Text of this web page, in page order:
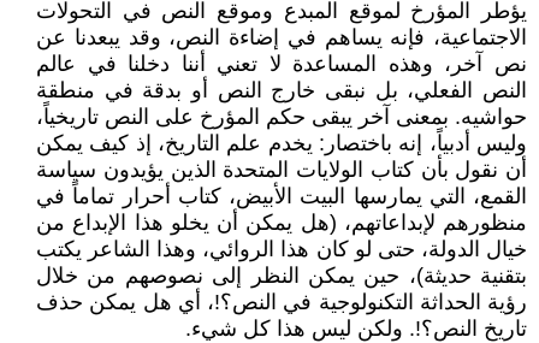
يؤطر المؤرخ لموقع المبدع وموقع النص في التحولات
الاجتماعية، فإنه يساهم في إضاءة النص، وقد يبعدنا عن
نص آخر، وهذه المساعدة لا تعني أننا دخلنا في عالم
النص الفعلي، بل نبقى خارج النص أو بدقة في منطقة
حواشيه. بمعنى آخر يبقى حكم المؤرخ على النص تاريخياً،
وليس أدبياً، إنه باختصار: يخدم علم التاريخ، إذ كيف يمكن
أن نقول بأن كتاب الولايات المتحدة الذين يؤيدون سياسة
القمع، التي يمارسها البيت الأبيض، كتاب أحرار تماماً في
منظورهم لإبداعاتهم، (هل يمكن أن يخلو هذا الإبداع من
خيال الدولة، حتى لو كان هذا الروائي، وهذا الشاعر يكتب
بتقنية حديثة)، حين يمكن النظر إلى نصوصهم من خلال
رؤية الحداثة التكنولوجية في النص؟!، أي هل يمكن حذف
تاريخ النص؟!. ولكن ليس هذا كل شيء.